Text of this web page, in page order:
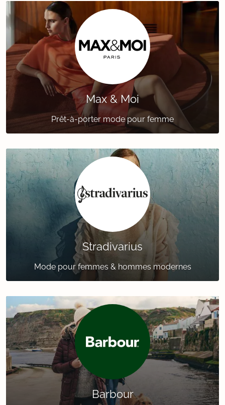
Max & Moi
Prêt-à-porter mode pour femme
Stradivarius
Mode pour femmes & hommes modernes
Barbour